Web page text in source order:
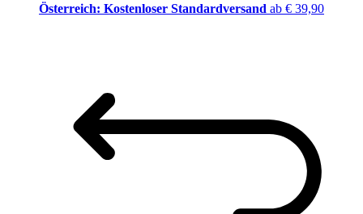
Österreich: Kostenloser Standardversand ab € 39,90